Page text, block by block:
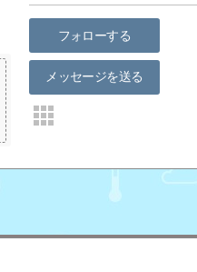
フォローする
メッセージを送る